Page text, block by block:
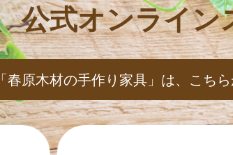
公式オンライン
「春原木材の手作り家具」は、 こち